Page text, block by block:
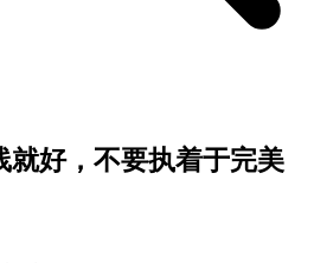
就好，不要执着于完美